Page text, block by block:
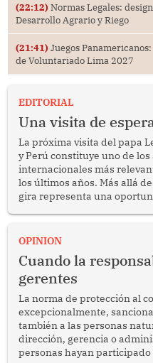
(22:12) Normas Legales:
Desarrollo Agrario y Riego
(21:41) Juegos
de Voluntariado Lima 2027
EDITORIAL
Una visita de
La próxima visita del papa
y Perú constituye uno de
internacionales más
los últimos años. Más allá
gira representa una
enfrenta desafíos en
OPINION
Cuando la
gerentes
La norma de protección al
excepcionalmente,
también a las personas
dirección, gerencia o
personas hayan